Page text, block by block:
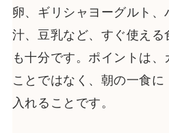
卵、ギリシャヨーグルト
汁、豆乳など、すぐ使え
も十分です。ポイントは
ことではなく、朝の一食
入れることです。